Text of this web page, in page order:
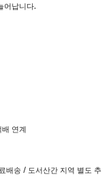
어납니다.
연계
송 / 도서산간 지역 별도 추